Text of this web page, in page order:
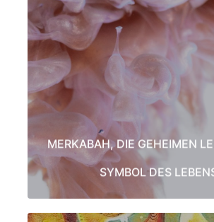
MERKABAH, DIE GEHEIMEN
SYMBOL DES
Dies ist eine Karte der Schöpfung und zeigt auf sehr
wir kommen. Dieses von Daskalos gelehrte Symbol zeigt
unserer Energiezentren im Körper.
Die Zentren durchdringen unsere Organe und wirken auf
menschliche Gestalt.